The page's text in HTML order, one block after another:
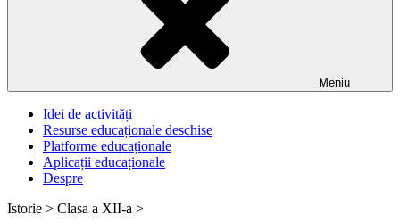
Meniu
Idei de activități
Resurse educaționale deschise
Platforme educaționale
Aplicații educaționale
Despre
Istorie > Clasa a XII-a >